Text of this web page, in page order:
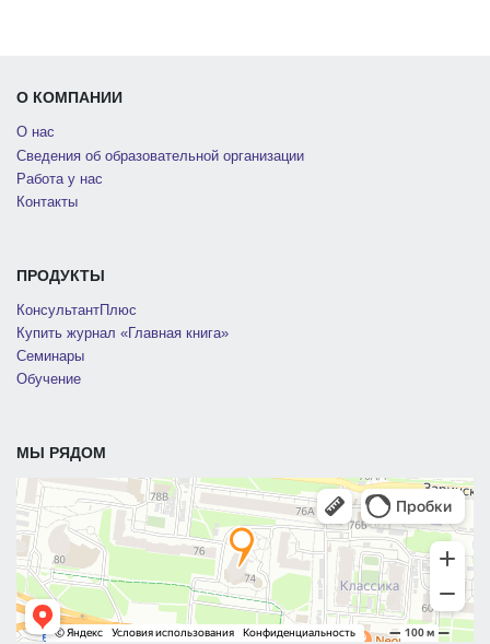
О КОМПАНИИ
О нас
Сведения об образовательной организации
Работа у нас
Контакты
ПРОДУКТЫ
КонсультантПлюс
Купить журнал «Главная книга»
Семинары
Обучение
МЫ РЯДОМ